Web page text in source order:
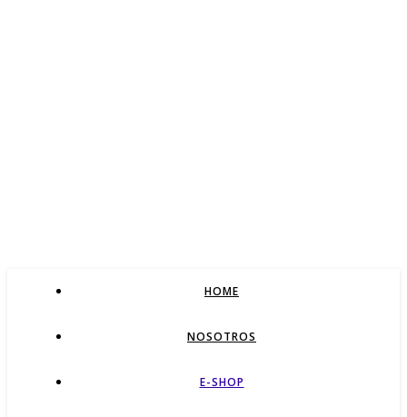
HOME
NOSOTROS
E-SHOP